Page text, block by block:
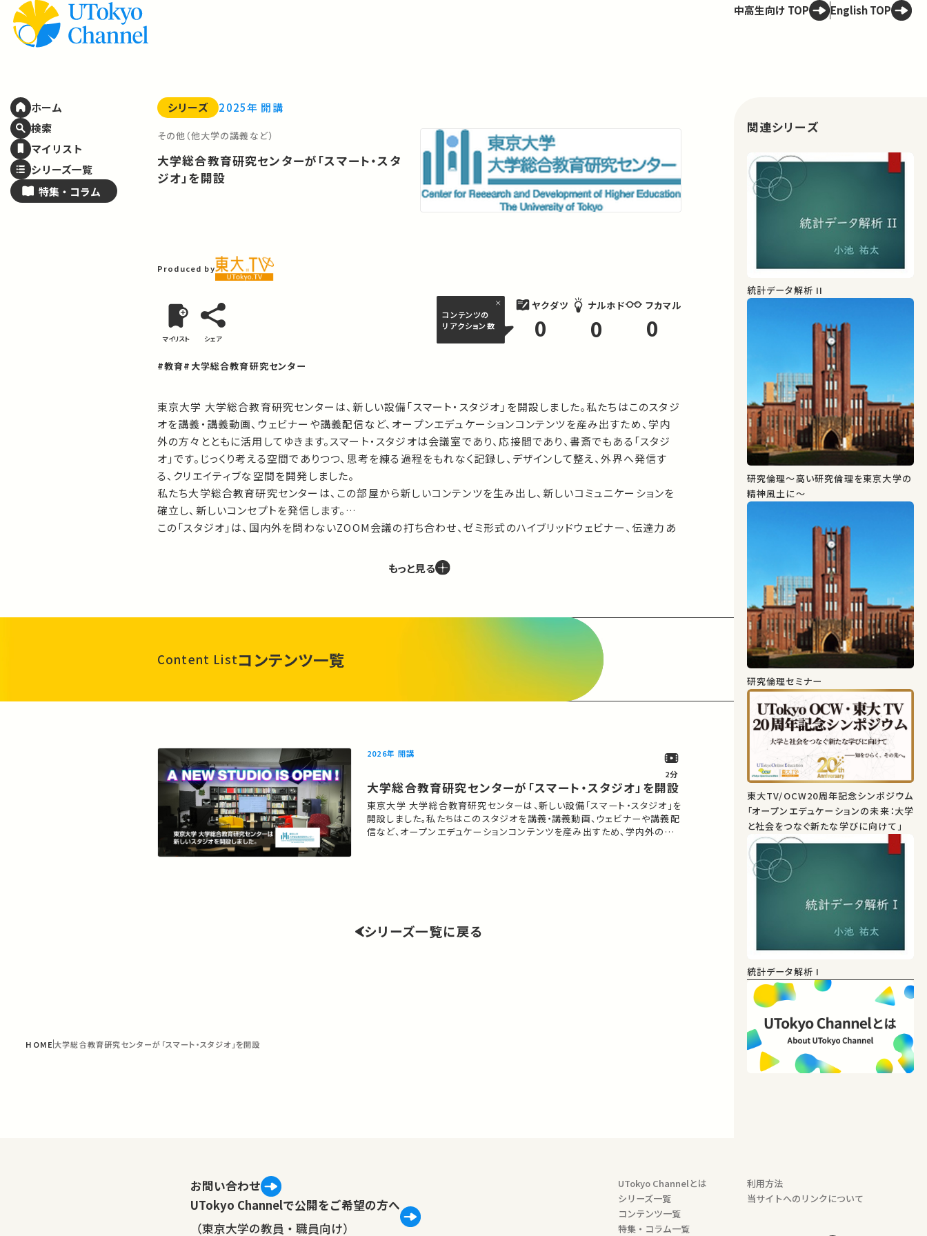
ホーム
検索
マイリスト
シリーズ一覧
特集・ コラム
中高生向け TOP English TOP
シリーズ 2025年 開講
その他（他大学の講義など）
大学総合教育研究センターが「スマート・スタ
ジオ」を開設
Produced by
マイリスト シェア
コンテンツの
リアクション数
ヤクダツ
0
ナルホド
0
フカマル
0
#教育#大学総合教育研究センター
東京大学 大学総合教育研究センターは、新しい設備「スマート・スタジオ」を開設しました。私たちはこのスタジ
オを講義・講義動画、ウェビナーや講義配信など、オープンエデュケーションコンテンツを産み出すため、学内
外の方々とともに活用してゆきます。スマート・スタジオは会議室であり、応接間であり、書斎でもある「スタジ
オ」です。じっくり考える空間でありつつ、思考を練る過程をもれなく記録し、デザインして整え、外界へ発信す
る、クリエイティブな空間を開発しました。
私たち大学総合教育研究センターは、この部屋から新しいコンテンツを生み出し、新しいコミュニケーションを
確立し、新しいコンセプトを発信します。
この「スタジオ」は、国内外を問わないZOOM会議の打ち合わせ、ゼミ形式のハイブリッドウェビナー、伝達力あ
ちはここから100年後まで生きる大学発の高解像度コンテンツを作ってゆきます。
もっと見る
Content Listコンテンツ一覧
2026年 開講
2分
大学総合教育研究センターが「スマート・スタジオ」を開設
東京大学 大学総合教育研究センターは、新しい設備「スマート・スタジオ」を
開設しました。私たちはこのスタジオを講義・講義動画、ウェビナーや講義配
信など、オープンエデュケーションコンテンツを産み出すため、学内外の
シリーズ一覧に戻る
HOME 大学総合教育研究センターが「スマート・スタジオ」を開設
関連シリーズ
統計データ解析 II
研究倫理～高い研究倫理を東京大学の
精神風土に～
研究倫理セミナー
東大TV/OCW20周年記念シンポジウム
「オープンエデュケーションの未来：大学
と社会をつなぐ新たな学びに向けて」
統計データ解析 I
お問い合わせ
UTokyo Channelで公開をご希望の方へ
（東京大学の教員・職員向け）
UTokyo Channelとは
シリーズ一覧
コンテンツ一覧
特集・コラム一覧
利用方法
当サイトへのリンクについて